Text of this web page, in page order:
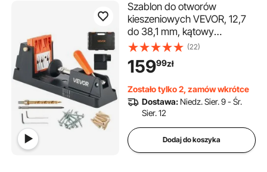
Szablon do otworów
kieszeniowych VEVOR, 12,7
do 38,1 mm, kątowy
pozycjoner otworów, zestaw
szablonów do wiercenia
otworów kieszeniowych z
pyłu, wyjmowany blok
prowadzący, wiertło,
pierścień oporowy, do
obróbki drewna
(22)
15999zł
Zostało tylko 2, zamów wkrótce
Dostawa: Niedz. Sier. 9 - Śr.
Sier. 12
Dodaj do koszyka